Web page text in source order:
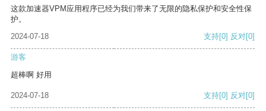
这款加速器VPM应用程序已经为我们带来了无限的隐私保护和安全性保
护。
2024-07-18
支持[0] 反对[0]
游客
超棒啊 好用
2024-07-18 支持[0] 反对[0]